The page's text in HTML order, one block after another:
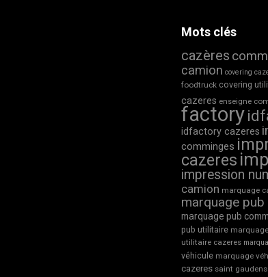
Mots clés
cazères
camion covering
foodtruck covering
cazeres enseigne
factory
idfactory cazeres
comminges
cazeres
impression
camion marquage
marquage pub
marquage pub
pub utilitaire
utilitaire cazeres
véhicule marquage
cazeres saint gaudens